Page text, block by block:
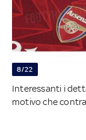
8/22
Interessanti i
motivo che